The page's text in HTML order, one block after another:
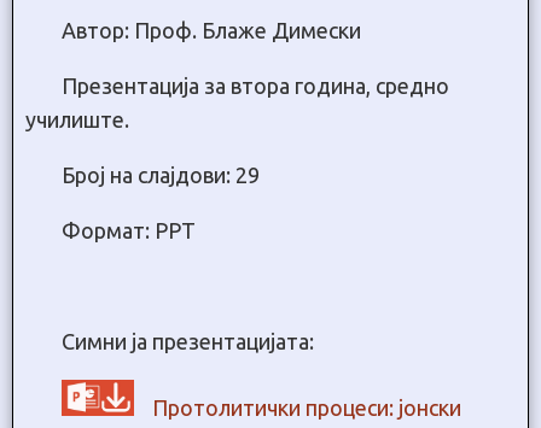
Автор: Проф. Блаже Димески
Презентација за втора година, средно
училиште.
Број на слајдови: 29
Формат: PPT
Симни ја презентацијата:
Протолитички процеси: јонски